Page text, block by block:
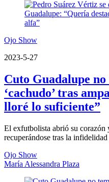
Ojo Show
2023-5-27
Cuto Guadalupe
‘cachudo’ tras
lloré lo suficiente”
El exfutbolista abrió su corazón
recuperándose tras la
Ojo Show
María Alessandra Plaza